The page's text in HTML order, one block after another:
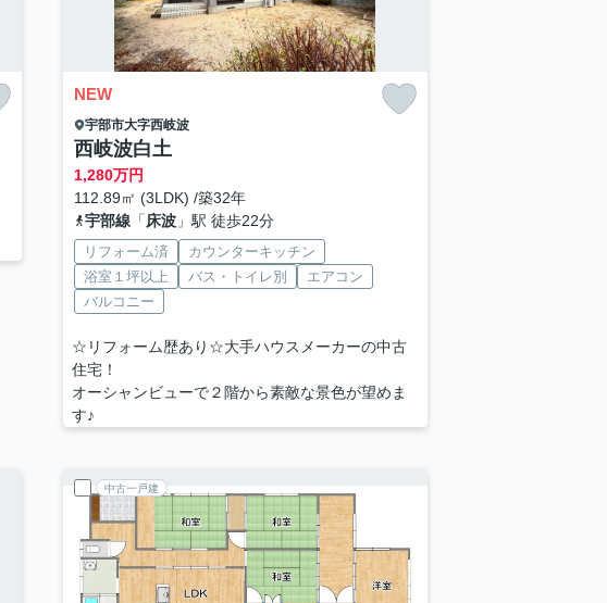
NEW
宇部市大字西岐波
西岐波白土
1,280万円
112.89㎡ (3LDK) /築32年
宇部線「床波」駅 徒歩22分
リフォーム済
カウンターキッチン
浴室１坪以上
バス・トイレ別
エアコン
バルコニー
☆リフォーム歴あり☆大手ハウスメーカーの中古
住宅！
オーシャンビューで２階から素敵な景色が望めま
す♪
中古一戸建